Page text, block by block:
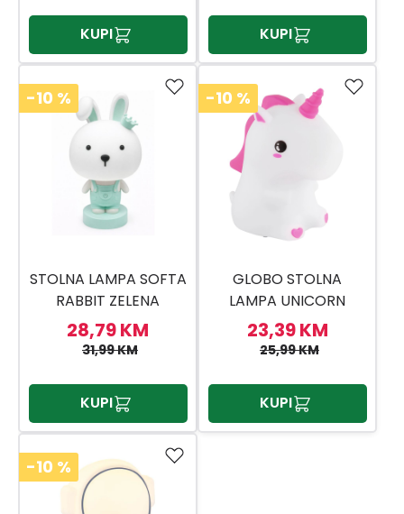
KUPI KUPI
-10 %
STOLNA LAMPA SOFTA
RABBIT ZELENA
28,79 KM
31,99 KM
KUPI
-10 %
GLOBO STOLNA
LAMPA UNICORN
23,39 KM
25,99 KM
KUPI
-10 %